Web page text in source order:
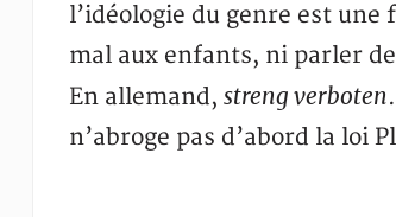
l’idéologie du genre est
mal aux enfants, ni parler
En allemand, streng verboten
n’abroge pas d’abord la